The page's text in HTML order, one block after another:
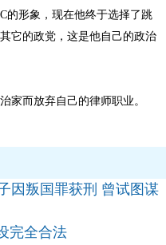
的形象，现在他终于选择了跳
它的政党，这是他自己的政治
而放弃自己的律师职业。
因叛国罪获刑 曾试图谋
完全合法